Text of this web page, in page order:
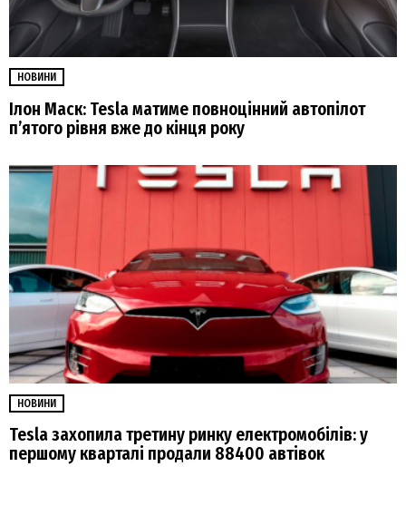
НОВИНИ
Ілон Маск: Tesla матиме повноцінний автопілот
п’ятого рівня вже до кінця року
НОВИНИ
Tesla захопила третину ринку електромобілів: у
першому кварталі продали 88400 автівок